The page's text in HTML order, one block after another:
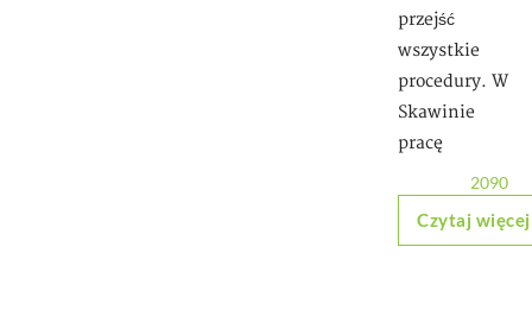
przejść
wszystkie
procedury. W
Skawinie
pracę
2090
Czytaj więcej